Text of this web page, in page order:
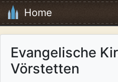
Home
Evangelische
Vörstetten